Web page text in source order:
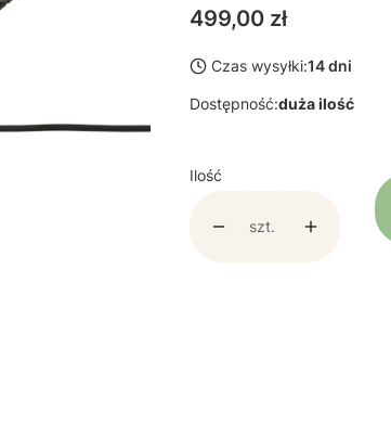
Cena
499,00 zł
Czas wysyłki:14 dni
Dostępność:duża ilość
Ilość
szt.